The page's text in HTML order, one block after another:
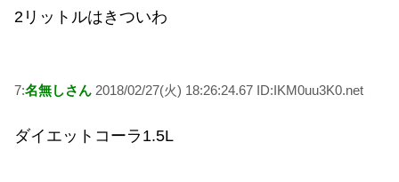
2リットルはきついわ
7:名無しさん 2018/02/27(火) 18:26:24.67 ID:IKM0uu3K0.net
ダイエットコーラ1.5L